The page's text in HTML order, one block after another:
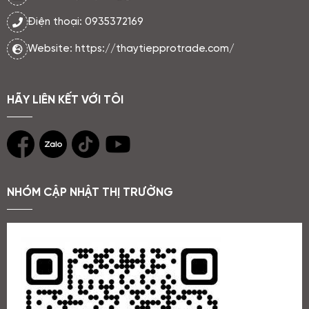
Điện thoại: 0935372169
Website: https://thaytiepprotrade.com/
HÃY LIÊN KẾT VỚI TÔI
NHÓM CẬP NHẬT THỊ TRƯỜNG